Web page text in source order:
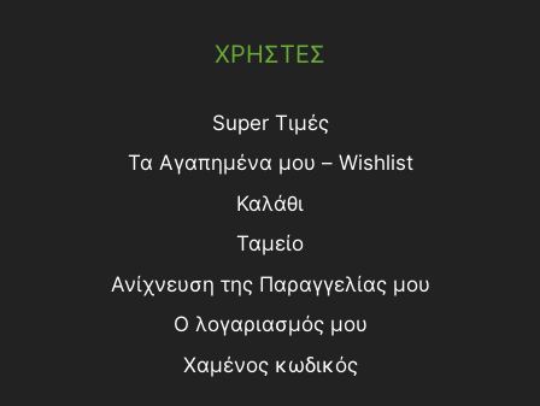
ΧΡΗΣΤΕΣ
Super Τιμές
Τα Αγαπημένα μου – Wishlist
Καλάθι
Ταμείο
Ανίχνευση της Παραγγελίας μου
Ο λογαριασμός μου
Χαμένος κωδικός